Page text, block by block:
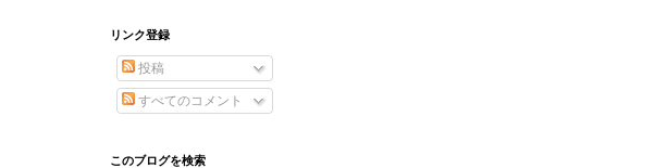
リンク登録
投稿
すべてのコメント
このブログを検索